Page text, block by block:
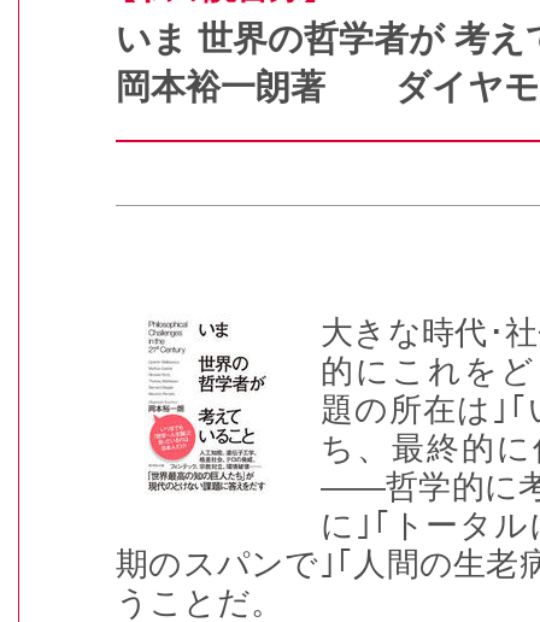
いま 世界の哲学者が
岡本裕一朗著 ダイヤモ
大きな時代･
的にこれを
題の所在は｣
ち、最終的
――哲学的に
に｣｢トータ
期のスパンで｣｢人間の生老
うことだ。